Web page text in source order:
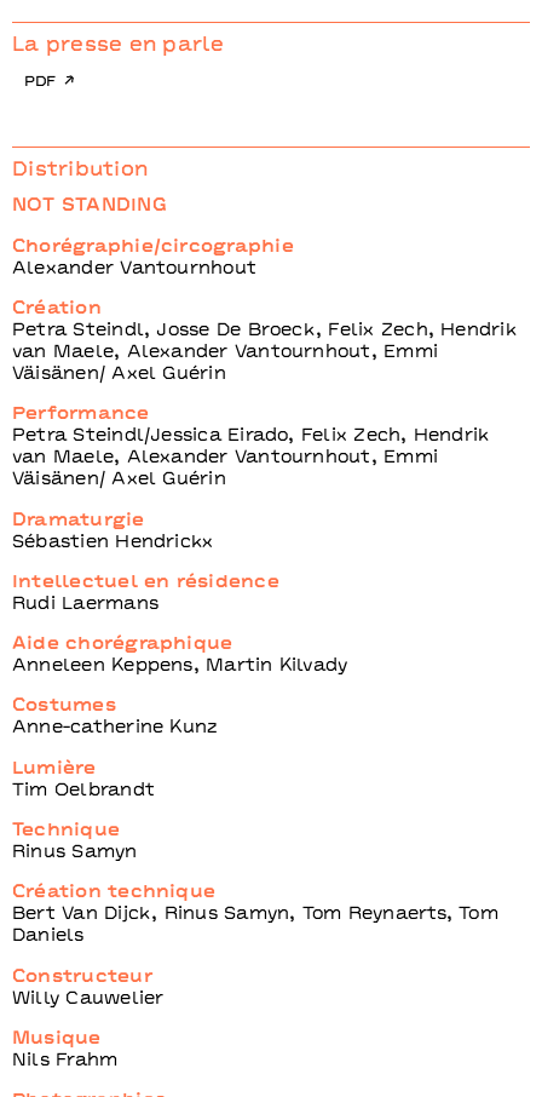
La presse en parle
pdf
Distribution
NOT STANDING
Chorégraphie/circographie
Alexander Vantournhout
Création
Petra Steindl, Josse De Broeck, Felix Zech, Hendrik
van Maele, Alexander Vantournhout, Emmi
Väisänen/ Axel Guérin
Performance
Petra Steindl/Jessica Eirado, Felix Zech, Hendrik
van Maele, Alexander Vantournhout, Emmi
Väisänen/ Axel Guérin
Dramaturgie
Sébastien Hendrickx
Intellectuel en résidence
Rudi Laermans
Aide chorégraphique
Anneleen Keppens, Martin Kilvady
Costumes
Anne-catherine Kunz
Lumière
Tim Oelbrandt
Technique
Rinus Samyn
Création technique
Bert Van Dijck, Rinus Samyn, Tom Reynaerts, Tom
Daniels
Constructeur
Willy Cauwelier
Musique
Nils Frahm